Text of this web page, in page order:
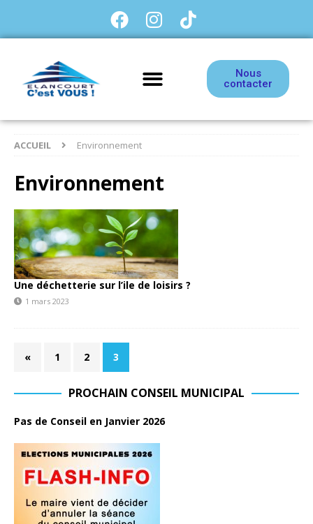
Nous
contacter
ACCUEIL Environnement
Environnement
Une déchetterie sur l’ile de loisirs ?
1 mars 2023
« 1 2 3
PROCHAIN CONSEIL MUNICIPAL
Pas de Conseil en Janvier 2026